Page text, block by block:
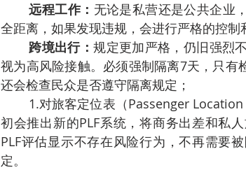
远程工作： 无论是私营还是公共企业
全距离，如果发现违规，会进行严格的控制
跨境出行：规定更加严格，仍旧强烈
视为高风险接触。必须强制隔离7天，只有
还会检查民众是否遵守隔离规定；
1.对旅客定位表（Passenger
初会推出新的PLF系统，将商务出差和私
PLF评估显示不存在风险行为，不再需要
定。